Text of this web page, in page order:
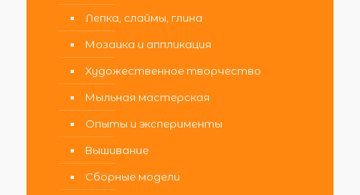
Лепка, слаймы, глина
Мозаика и аппликация
Художественное творчество
Мыльная мастерская
Опыты и эксперименты
Вышивание
Сборные модели